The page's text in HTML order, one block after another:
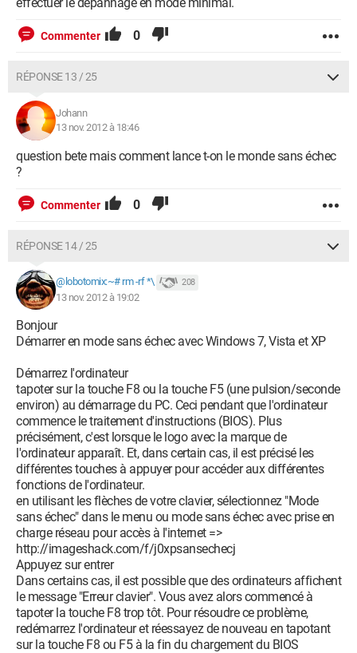
Commenter 0
RÉPONSE 13 / 25
Johann
13 nov. 2012 à 18:46
question bete mais comment lance t-on le monde sans échec
?
Commenter 0
RÉPONSE 14 / 25
@lobotomix:~# rm -rf *\ 208
13 nov. 2012 à 19:02
Bonjour
Démarrer en mode sans échec avec Windows 7, Vista et XP
Démarrez l'ordinateur
tapoter sur la touche F8 ou la touche F5 (une pulsion/seconde
environ) au démarrage du PC. Ceci pendant que l'ordinateur
commence le traitement d'instructions (BIOS). Plus
précisément, c'est lorsque le logo avec la marque de
l'ordinateur apparaît. Et, dans certain cas, il est précisé les
différentes touches à appuyer pour accéder aux différentes
fonctions de l'ordinateur.
en utilisant les flèches de votre clavier, sélectionnez "Mode
sans échec" dans le menu ou mode sans échec avec prise en
charge réseau pour accès à l'internet =>
http://imageshack.com/f/j0xpsansechecj
Appuyez sur entrer
Dans certains cas, il est possible que des ordinateurs affichent
le message "Erreur clavier". Vous avez alors commencé à
tapoter la touche F8 trop tôt. Pour résoudre ce problème,
redémarrez l'ordinateur et réessayez de nouveau en tapotant
sur la touche F8 ou F5 à la fin du chargement du BIOS